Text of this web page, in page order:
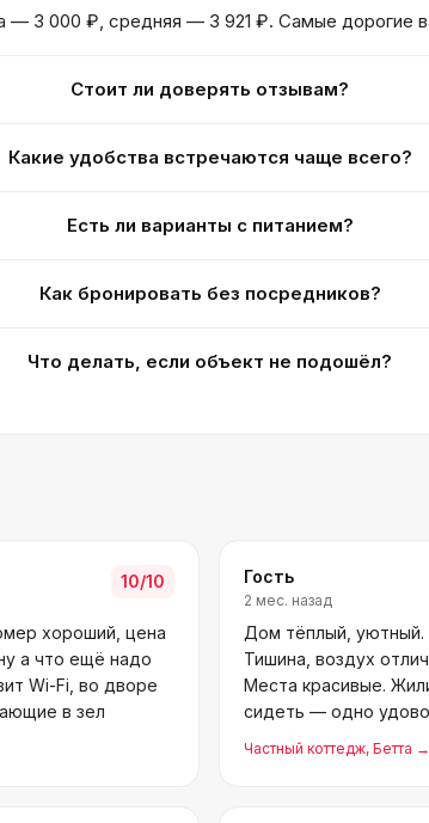
— 3 000 ₽, средняя — 3 921 ₽. Самые дорогие
Стоит ли доверять отзывам?
Какие удобства встречаются чаще всего?
Есть ли варианты с питанием?
Как бронировать без посредников?
Что делать, если объект не подошёл?
10/10
хороший, цена
а что ещё надо
Wi-Fi, во дворе
в зел
Гость
2 мес. назад
Дом тёплый, уютный.
Тишина, воздух
Места красивые.
сидеть — одно
Частный коттедж, Бетта →